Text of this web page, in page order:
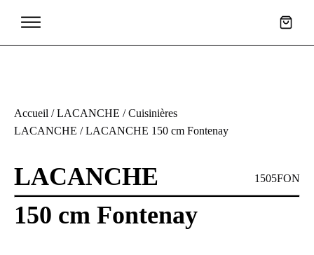
Accueil /LACANCHE /Cuisinières
LACANCHE / LACANCHE 150 cm Fontenay
1505FON
LACANCHE
150 cm Fontenay